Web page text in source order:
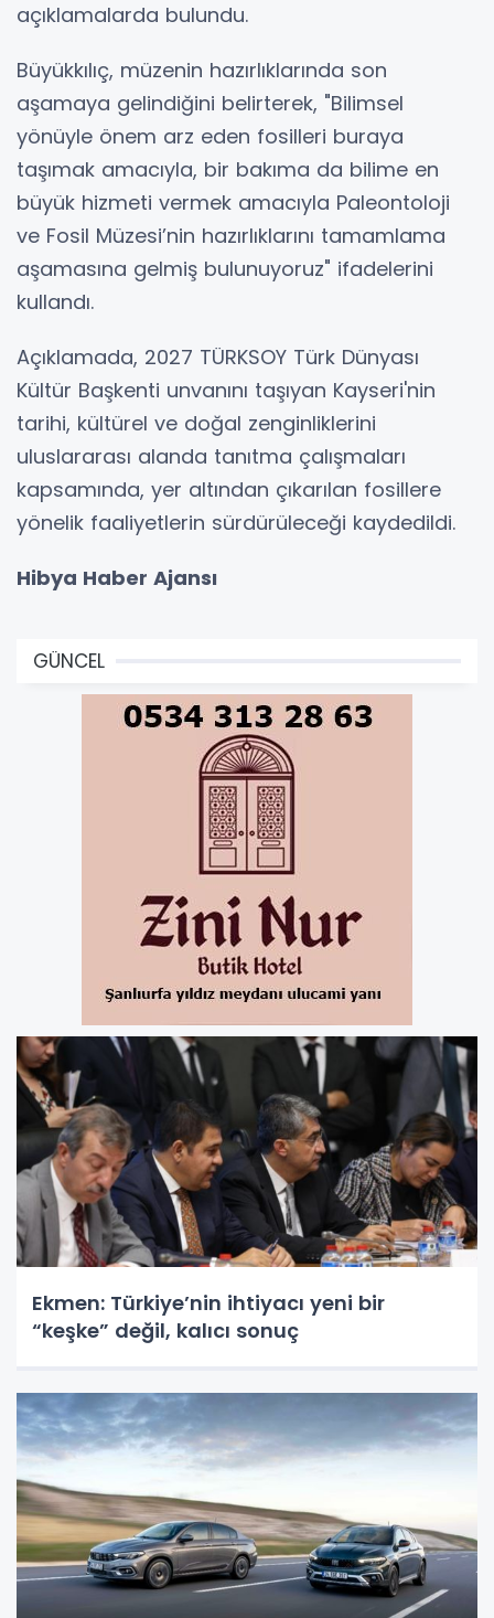
açıklamalarda bulundu.
Büyükkılıç, müzenin hazırlıklarında son
aşamaya gelindiğini belirterek, "Bilimsel
yönüyle önem arz eden fosilleri buraya
taşımak amacıyla, bir bakıma da bilime en
büyük hizmeti vermek amacıyla Paleontoloji
ve Fosil Müzesi’nin hazırlıklarını tamamlama
aşamasına gelmiş bulunuyoruz" ifadelerini
kullandı.
Açıklamada, 2027 TÜRKSOY Türk Dünyası
Kültür Başkenti unvanını taşıyan Kayseri'nin
tarihi, kültürel ve doğal zenginliklerini
uluslararası alanda tanıtma çalışmaları
kapsamında, yer altından çıkarılan fosillere
yönelik faaliyetlerin sürdürüleceği kaydedildi.
Hibya Haber Ajansı
GÜNCEL
Ekmen: Türkiye’nin ihtiyacı yeni bir
“keşke” değil, kalıcı sonuç